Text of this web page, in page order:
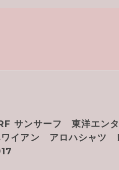
サンサーフ 東洋エン
アン アロハシャツ